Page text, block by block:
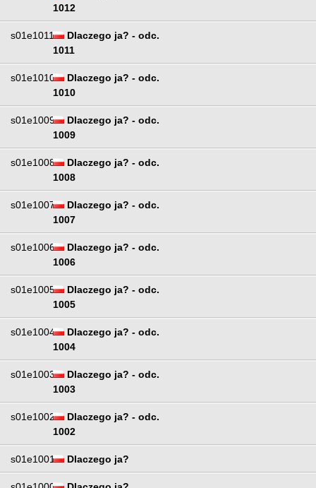
1012
s01e1011
Dlaczego ja? - odc.
1011
s01e1010
Dlaczego ja? - odc.
1010
s01e1009
Dlaczego ja? - odc.
1009
s01e1008
Dlaczego ja? - odc.
1008
s01e1007
Dlaczego ja? - odc.
1007
s01e1006
Dlaczego ja? - odc.
1006
s01e1005
Dlaczego ja? - odc.
1005
s01e1004
Dlaczego ja? - odc.
1004
s01e1003
Dlaczego ja? - odc.
1003
s01e1002
Dlaczego ja? - odc.
1002
s01e1001 Dlaczego ja?